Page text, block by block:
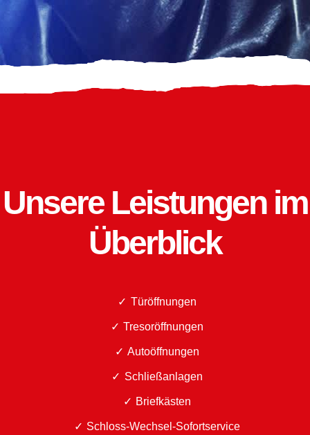
Unsere Leistungen im
Überblick
Türöffnungen
Tresoröffnungen
Autoöffnungen
Schließanlagen
Briefkästen
Schloss-Wechsel-Sofortservice